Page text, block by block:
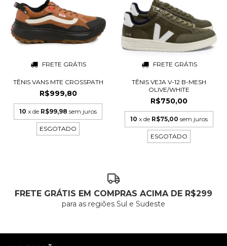
FRETE GRÁTIS
TÊNIS VANS MTE CROSSPATH
R$999,80
10 x de R$99,98 sem juros
ESGOTADO
FRETE GRÁTIS
TÊNIS VEJA V-12 B-MESH
OLIVE/WHITE
R$750,00
10 x de R$75,00 sem juros
ESGOTADO
FRETE GRÁTIS EM COMPRAS ACIMA DE R$299
para as regiões Sul e Sudeste